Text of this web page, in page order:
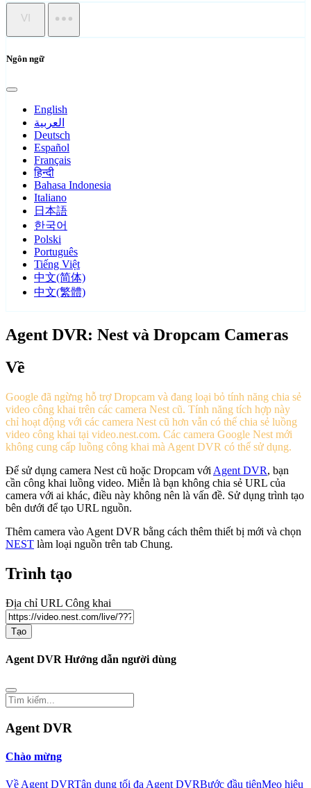
VI
Ngôn ngữ
English
العربية
Deutsch
Español
Français
हिन्दी
Bahasa Indonesia
Italiano
日本語
한국어
Polski
Português
Tiếng Việt
中文(简体)
中文(繁體)
Agent DVR: Nest và Dropcam Cameras
Về
Google đã ngừng hỗ trợ Dropcam và đang loại bỏ tính năng chia sẻ
video công khai trên các camera Nest cũ. Tính năng tích hợp này
chỉ hoạt động với các camera Nest cũ hơn vẫn có thể chia sẻ luồng
video công khai tại video.nest.com. Các camera Google Nest mới
không cung cấp luồng công khai mà Agent DVR có thể sử dụng.
Để sử dụng camera Nest cũ hoặc Dropcam với Agent DVR, bạn
cần công khai luồng video. Miễn là bạn không chia sẻ URL của
camera với ai khác, điều này không nên là vấn đề. Sử dụng trình tạo
bên dưới để tạo URL nguồn.
Thêm camera vào Agent DVR bằng cách thêm thiết bị mới và chọn
NEST làm loại nguồn trên tab Chung.
Trình tạo
Địa chỉ URL Công khai
Tạo
Agent DVR Hướng dẫn người dùng
Agent DVR
Chào mừng
Về Agent DVRTận dụng tối đa Agent DVRBước đầu tiênMẹo hiệu